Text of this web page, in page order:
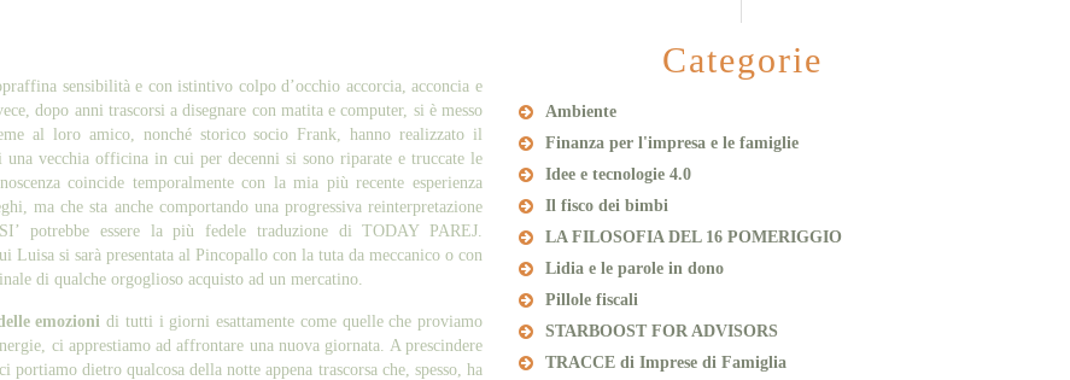
sensibilità e con istintivo colpo d’occhio accorcia, acconcia e
dopo anni trascorsi a disegnare con matita e computer, si è messo
al loro amico, nonché storico socio Frank, hanno realizzato il
vecchia officina in cui per decenni si sono riparate e truccate le
coincide temporalmente con la mia più recente esperienza
ma che sta anche comportando una progressiva reinterpretazione
potrebbe essere la più fedele traduzione di TODAY PAREJ.
si sarà presentata al Pincopallo con la tuta da meccanico o con
di qualche orgoglioso acquisto ad un mercatino.
emozioni di tutti i giorni esattamente come quelle che proviamo
ci apprestiamo ad affrontare una nuova giornata. A prescindere
dietro qualcosa della notte appena trascorsa che, spesso, ha
Categorie
Ambiente
Finanza per l'impresa e le famiglie
Idee e tecnologie 4.0
Il fisco dei bimbi
LA FILOSOFIA DEL 16 POMERIGGIO
Lidia e le parole in dono
Pillole fiscali
STARBOOST FOR ADVISORS
TRACCE di Imprese di Famiglia